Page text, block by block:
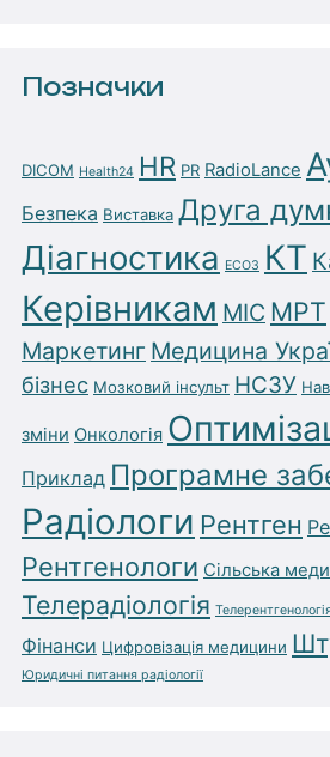
Позначки
DICOM Health24 HR PR RadioLance
Безпека Виставка Друга
Діагностика ЕСОЗ КТ
Керівникам МІС МРТ
Маркетинг Медицина
бізнес Мозковий інсульт НСЗУ
зміни Онкологія
Приклад Програмне
Радіологи Рентген
Рентгенологи Сільська
Телерадіологія
Фінанси Цифровізація медицини
Юридичні питання радіології